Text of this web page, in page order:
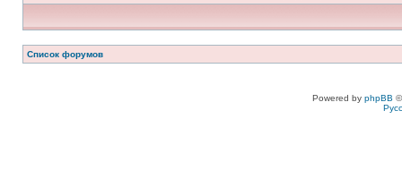
Список форумов
Powered by phpBB